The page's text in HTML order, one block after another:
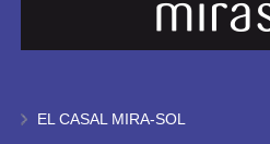
EL CASAL MIRA-SOL